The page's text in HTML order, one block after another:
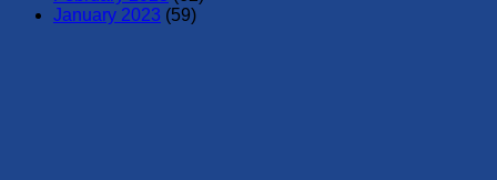
January 2023 (59)